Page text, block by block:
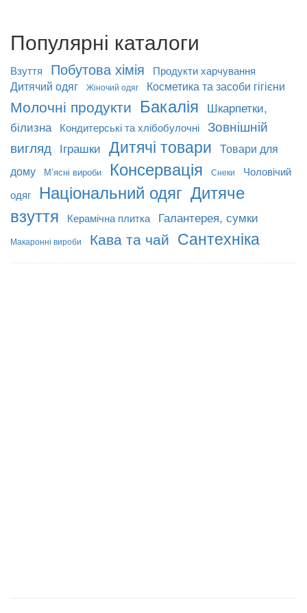
Популярні каталоги
Взуття Побутова хімія Продукти харчування
Дитячий одяг Жіночий одяг Косметика та засоби гігієни
Молочні продукти Бакалія Шкарпетки,
білизна
Кондитерські та хлібобулочні Зовнішній
вигляд Іграшки Дитячі товари Товари для
дому
М’ясні вироби Консервація Снеки
Чоловічий
одяг
Національний одяг Дитяче
взуття
Керамічна плитка Галантерея, сумки
Макаронні вироби Кава та чай Сантехніка